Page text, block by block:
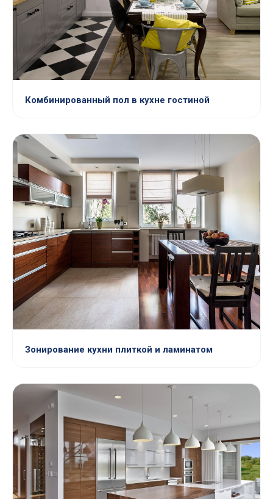
Комбинированный пол в кухне гостиной
Зонирование кухни плиткой и ламинатом